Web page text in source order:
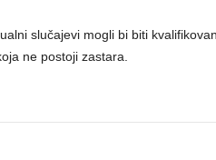
slučajevi mogli bi biti
ne postoji zastara.